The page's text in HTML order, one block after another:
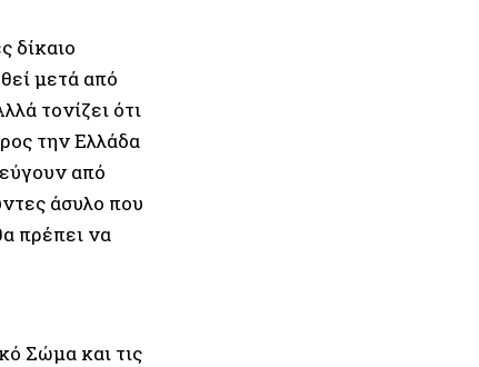
δίκαιο
μετά από
τονίζει ότι
την Ελλάδα
από
άσυλο που
πρέπει να
Σώμα και τις